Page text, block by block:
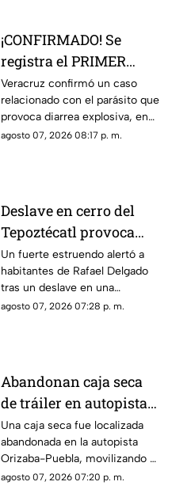
¡CONFIRMADO! Se
registra el PRIMER
CASO de ‘diarrea
explosiva’ en Veracruz;
esto sabemos
Veracruz confirmó un caso
relacionado con el parásito que
provoca diarrea explosiva, en
TV Azteca Veracruz te
agosto 07, 2026 08:17 p. m.
Deslave en cerro del
Tepoztécatl provoca
estruendo y preocupa a
familias; ¿hay heridos?
Un fuerte estruendo alertó a
habitantes de Rafael Delgado
tras un deslave en una
montaña, mientras familias
agosto 07, 2026 07:28 p. m.
Abandonan caja seca
de tráiler en autopista
de Veracruz; esto
sabemos
Una caja seca fue localizada
abandonada en la autopista
Orizaba-Puebla, movilizando a
corporaciones de seguridad
agosto 07, 2026 07:20 p. m.